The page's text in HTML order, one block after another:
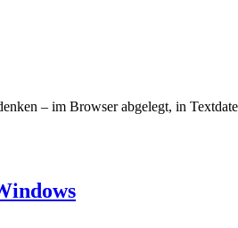
– im Browser abgelegt, in